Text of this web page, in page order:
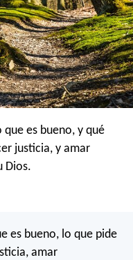
es bueno, y qué
justicia, y amar
Dios.
es bueno, lo que pide
amar